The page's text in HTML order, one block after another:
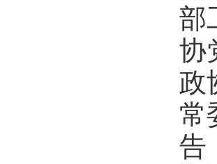
部
协
政
常
告